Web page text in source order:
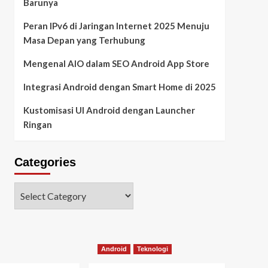
Barunya
Peran IPv6 di Jaringan Internet 2025 Menuju
Masa Depan yang Terhubung
Mengenal AIO dalam SEO Android App Store
Integrasi Android dengan Smart Home di 2025
Kustomisasi UI Android dengan Launcher
Ringan
Categories
Android Teknologi